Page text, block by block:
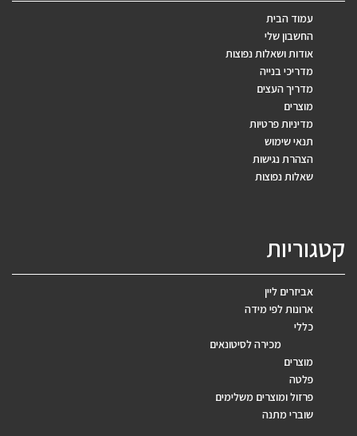
עמוד הבית
החשבון שלי
אודות ושאלות נפוצות
מדריכי בנייה
מדריך העצים
מוצרים
מדיניות פרטיות
תנאי שימוש
הצהרת נגישות
שאלות נפוצות
קטגוריות
אביזרים ליין
ארונות לפי מידה
כללי
מכירה לסיטונאים
מוצרים
פלטה
פרזול ומוצרים משלימים
שוברי מתנה